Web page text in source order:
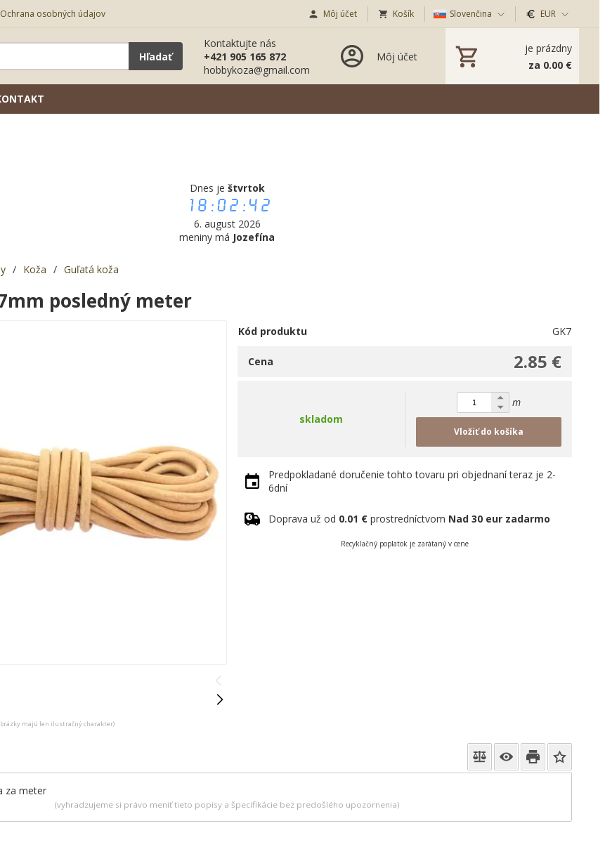
Ochrana osobných údajov Môj účet Košík Slovenčina EUR
Hľadať
Kontaktujte nás
+421 905 165 872
hobbykoza@gmail.com
Môj účet
je prázdny
za 0.00 €
Dnes je štvrtok
18:02:43
6. august 2026
meniny má Jozefína
/ Koža / Guľatá koža
posledný meter
majú len ilustračný charakter)
Kód produktu GK7
2.85 €
Cena
skladom
m
Vložiť do košíka
Predpokladané doručenie tohto tovaru pri objednaní teraz je 2-
6dní
Doprava už od 0.01 € prostredníctvom Nad 30 eur zadarmo
Recyklačný poplatok je zarátaný v cene
za meter
(vyhradzujeme si právo meniť tieto popisy a špecifikácie bez predošlého upozornenia)